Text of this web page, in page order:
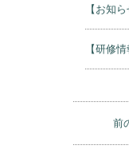
【お知
【研修
前